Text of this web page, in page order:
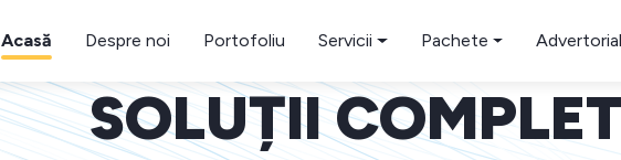
Acasă Despre noi Portofoliu Servicii Pachete
SOLUȚII